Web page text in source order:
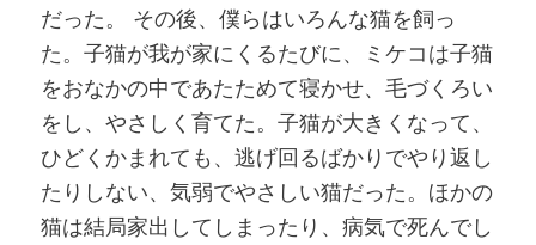
だった。 その後、僕らはいろんな猫を飼っ
た。子猫が我が家にくるたびに、ミケコは子猫
をおなかの中であたためて寝かせ、毛づくろい
をし、やさしく育てた。子猫が大きくなって、
ひどくかまれても、逃げ回るばかりでやり返し
たりしない、気弱でやさしい猫だった。ほかの
猫は結局家出してしまったり、病気で死んでし